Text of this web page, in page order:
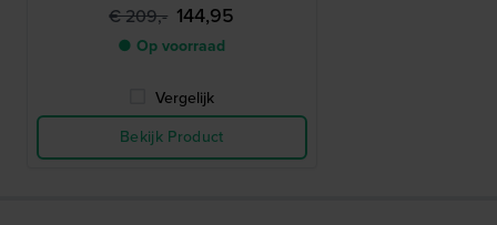
€ 209,- 144,95
● Op voorraad
Vergelijk
Bekijk Product